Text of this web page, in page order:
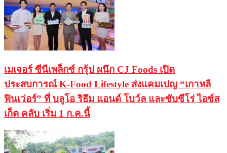
เมเจอร์ ซีนีเพล็กซ์ กรุ้ป ผนึก CJ Foods เปิด
ประสบการณ์ K-Food Lifestyle ส่งแคมเปญ “เกาหลี
ฟินเว่อร์” ที่ บลูโอ ริธึม แอนด์ โบว์ล และซับซีโร่ ไอซ์ส
เก็ต คลับ เริ่ม 1 ก.ค.นี้